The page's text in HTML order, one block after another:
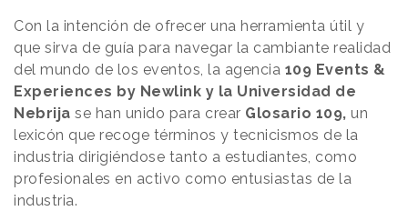
Con la intención de ofrecer una herramienta útil y
que sirva de guía para navegar la cambiante realidad
del mundo de los eventos, la agencia 109 Events &
Experiences by Newlink y la Universidad de
Nebrija se han unido para crear Glosario 109, un
lexicón que recoge términos y tecnicismos de la
industria dirigiéndose tanto a estudiantes, como
profesionales en activo como entusiastas de la
industria.